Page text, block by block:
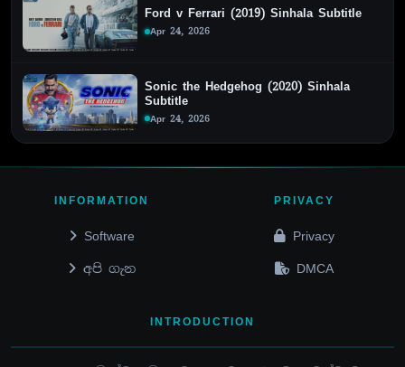
Ford v Ferrari (2019) Sinhala Subtitle
Apr 24, 2026
Sonic the Hedgehog (2020) Sinhala
Subtitle
Apr 24, 2026
INFORMATION
Software
අපි ගැන
PRIVACY
Privacy
DMCA
INTRODUCTION